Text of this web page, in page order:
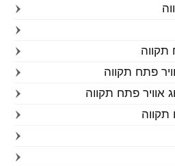
תקווה
פתח תקווה
אוויר פתח תקווה
תקווה